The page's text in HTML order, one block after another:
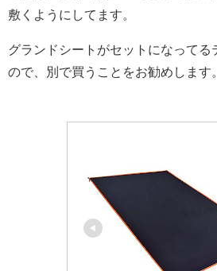
敷くようにしてます。
グランドシートがセットになってる
ので、別で買うことをお勧めします。